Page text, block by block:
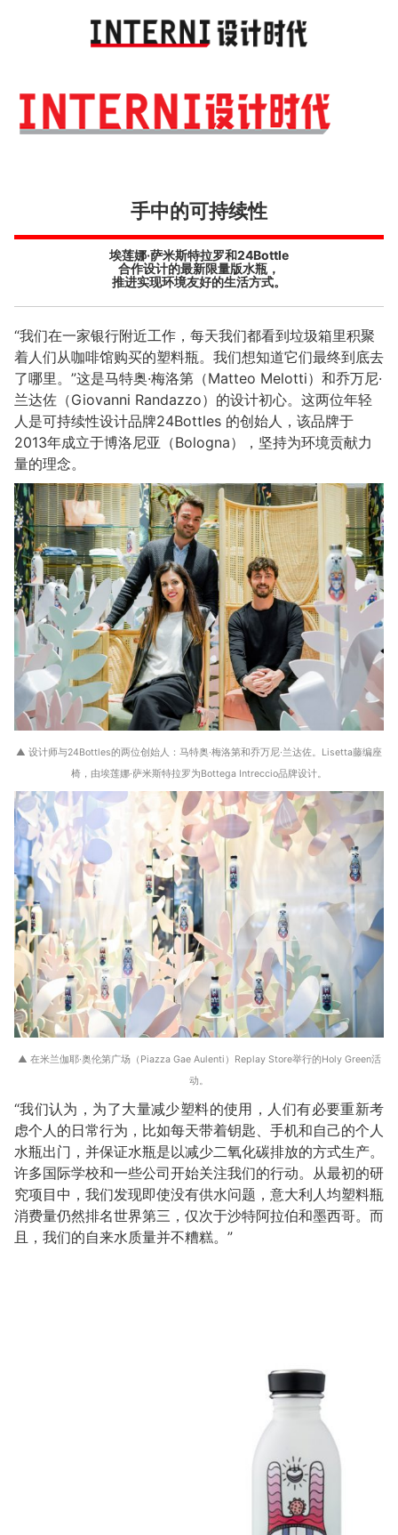
手中的可持续性
埃莲娜·萨米斯特拉罗和24Bottle
合作设计的最新限量版水瓶，
推进实现环境友好的生活方式。
“我们在一家银行附近工作，每天我们都看到垃圾箱里积聚
着人们从咖啡馆购买的塑料瓶。我们想知道它们最终到底去
了哪里。”这是马特奥·梅洛第（Matteo Melotti）和乔万尼·
兰达佐（Giovanni Randazzo）的设计初心。这两位年轻
人是可持续性设计品牌24Bottles 的创始人，该品牌于
2013年成立于博洛尼亚（Bologna），坚持为环境贡献力
量的理念。
▲ 设计师与24Bottles的两位创始人：马特奥·梅洛第和乔万尼·兰达佐。Lisetta藤编座
椅，由埃莲娜·萨米斯特拉罗为Bottega Intreccio品牌设计。
▲ 在米兰伽耶·奥伦第广场（Piazza Gae Aulenti）Replay Store举行的Holy Green活
动。
“我们认为，为了大量减少塑料的使用，人们有必要重新考
虑个人的日常行为，比如每天带着钥匙、手机和自己的个人
水瓶出门，并保证水瓶是以减少二氧化碳排放的方式生产。
许多国际学校和一些公司开始关注我们的行动。从最初的研
究项目中，我们发现即使没有供水问题，意大利人均塑料瓶
消费量仍然排名世界第三，仅次于沙特阿拉伯和墨西哥。而
且，我们的自来水质量并不糟糕。”